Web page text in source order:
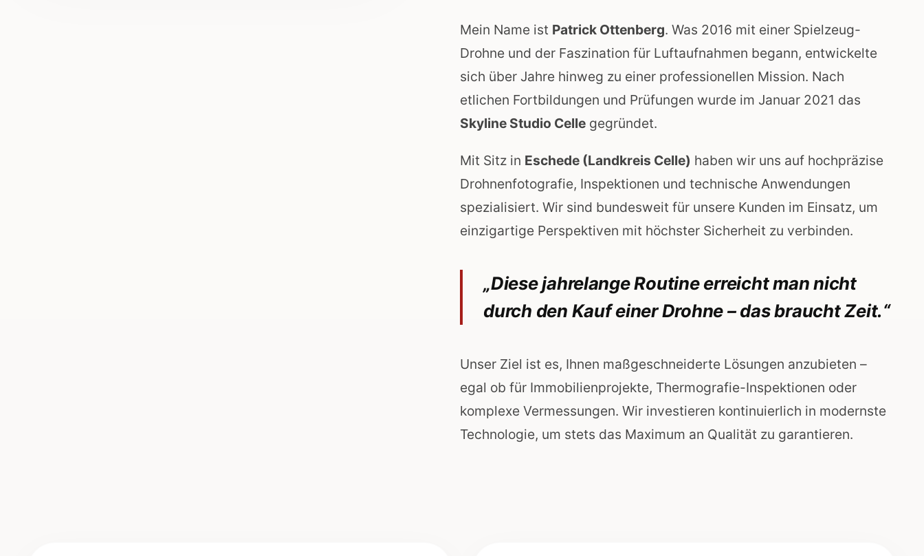
Mein Name ist Patrick Ottenberg. Was 2016 mit einer Spielzeug-
Drohne und der Faszination für Luftaufnahmen begann, entwickelte
sich über Jahre hinweg zu einer professionellen Mission. Nach
etlichen Fortbildungen und Prüfungen wurde im Januar 2021 das
Skyline Studio Celle gegründet.
Mit Sitz in Eschede (Landkreis Celle) haben wir uns auf hochpräzise
Drohnenfotografie, Inspektionen und technische Anwendungen
spezialisiert. Wir sind bundesweit für unsere Kunden im Einsatz, um
einzigartige Perspektiven mit höchster Sicherheit zu verbinden.
„Diese jahrelange Routine erreicht man nicht
durch den Kauf einer Drohne – das braucht Zeit.“
Unser Ziel ist es, Ihnen maßgeschneiderte Lösungen anzubieten –
egal ob für Immobilienprojekte, Thermografie-Inspektionen oder
komplexe Vermessungen. Wir investieren kontinuierlich in modernste
Technologie, um stets das Maximum an Qualität zu garantieren.